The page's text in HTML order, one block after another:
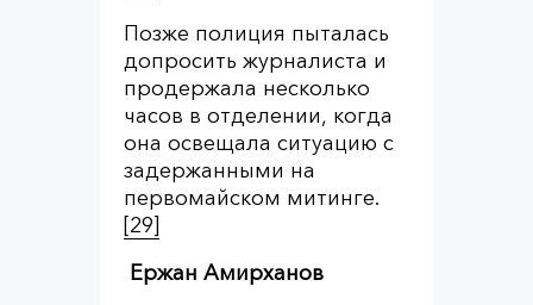
Позже полиция пыталась
допросить журналиста и
продержала несколько
часов в отделении, когда
она освещала ситуацию с
задержанными на
первомайском митинге.
[29]
Ержан Амирханов